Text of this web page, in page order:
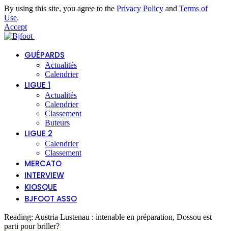
By using this site, you agree to the Privacy Policy and Terms of
Use.
Accept
GUÉPARDS
Actualités
Calendrier
LIGUE 1
Actualités
Calendrier
Classement
Buteurs
LIGUE 2
Calendrier
Classement
MERCATO
INTERVIEW
KIOSQUE
BJFOOT ASSO
Reading: Austria Lustenau : intenable en préparation, Dossou est
parti pour briller?